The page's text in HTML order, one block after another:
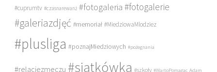
#cuprumtv #czasnarewanż #fotogaleria #fotogalerie
#galeriazdjęć #memoriał #MiedziowaMlodziez
#plusliga #poznajMiedziowych #pożegnania
#relacjezmeczu #siatkówka #szkoły #WartoPomagac Adam